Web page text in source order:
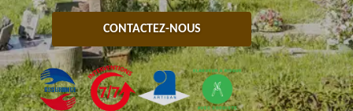
CONTACTEZ-NOUS